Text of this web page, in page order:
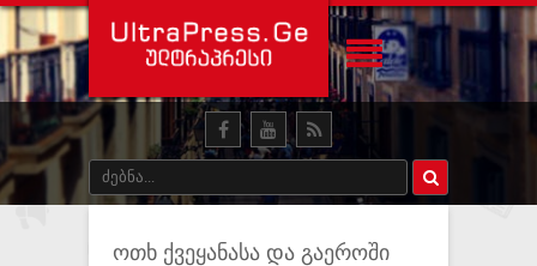
ოთხ ქვეყანასა და გაეროში